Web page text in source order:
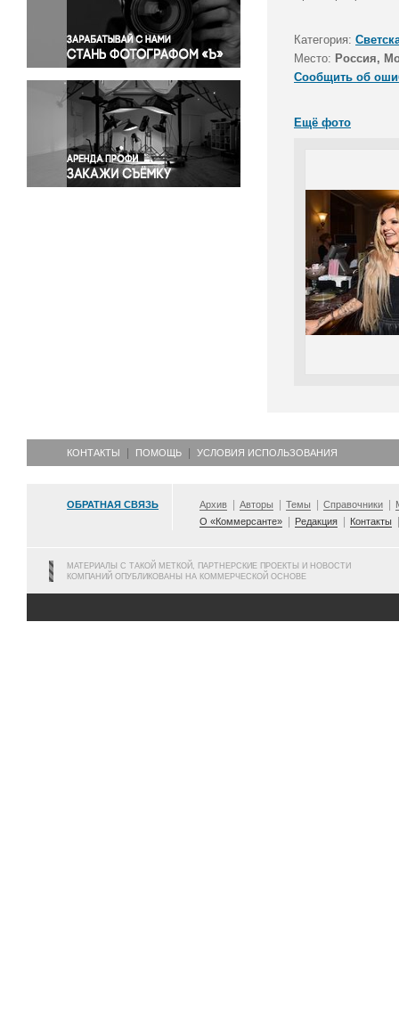
Правосудие
Происшествия и конфликты
Религия
Светская жизнь
Спорт
Экология
Экономика и бизнес
Категория:
Место: Россия,
Сообщить об
Ещё фото
КОНТАКТЫ ПОМОЩЬ УСЛОВИЯ ИСПОЛЬЗОВАНИЯ
ОБРАТНАЯ СВЯЗЬ Архив Авторы Темы Справочники
О «Коммерсанте»
Редакция Контакты
МАТЕРИАЛЫ С ТАКОЙ МЕТКОЙ, ПАРТНЕРСКИЕ ПРОЕКТЫ И НОВОСТИ
КОМПАНИЙ ОПУБЛИКОВАНЫ НА КОММЕРЧЕСКОЙ ОСНОВЕ